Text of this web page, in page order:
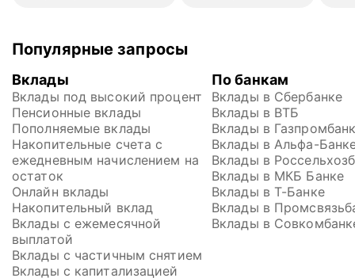
Популярные запросы
Вклады
Вклады под высокий процент
Пенсионные вклады
Пополняемые вклады
Накопительные счета с
ежедневным начислением на
остаток
Онлайн вклады
Накопительный вклад
Вклады с ежемесячной
выплатой
Вклады с частичным снятием
Вклады с капитализацией
По банкам
Вклады в Сбербанке
Вклады в ВТБ
Вклады в
Вклады в Альфа-
Вклады в
Вклады в МКБ Банке
Вклады в Т-Банке
Вклады в
Вклады в